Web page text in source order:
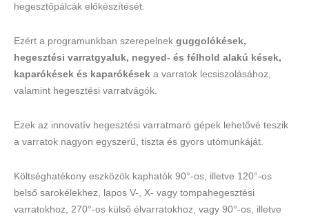
hegesztőpálcák előkészítését.
Ezért a programunkban szerepelnek guggolókések,
hegesztési varratgyaluk, negyed- és félhold alakú kések,
kaparókések és kaparókések a varratok lecsiszolásához,
valamint hegesztési varratvágók.
Ezek az innovatív hegesztési varratmaró gépek lehetővé teszik
a varratok nagyon egyszerű, tiszta és gyors utómunkáját.
Költséghatékony eszközök kaphatók 90°-os, illetve 120°-os
belső sarokélekhez, lapos V-, X- vagy tompahegesztési
varratokhoz, 270°-os külső élvarratokhoz, vagy 90°-os, illetve